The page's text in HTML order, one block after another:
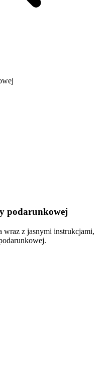
podarunkowej
z jasnymi instrukcjami,